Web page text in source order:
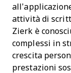
attività di
Zierk è
complessi in
crescita
prestazioni